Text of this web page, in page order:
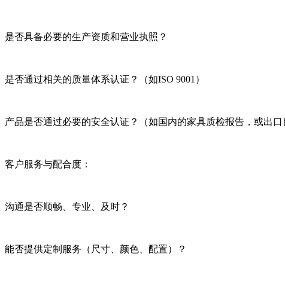
是否具备必要的生产资质和营业执照？
是否通过相关的质量体系认证？（如ISO 9001）
产品是否通过必要的安全认证？（如国内的家具质检报告，或出口
客户服务与配合度：
沟通是否顺畅、专业、及时？
能否提供定制服务（尺寸、颜色、配置）？